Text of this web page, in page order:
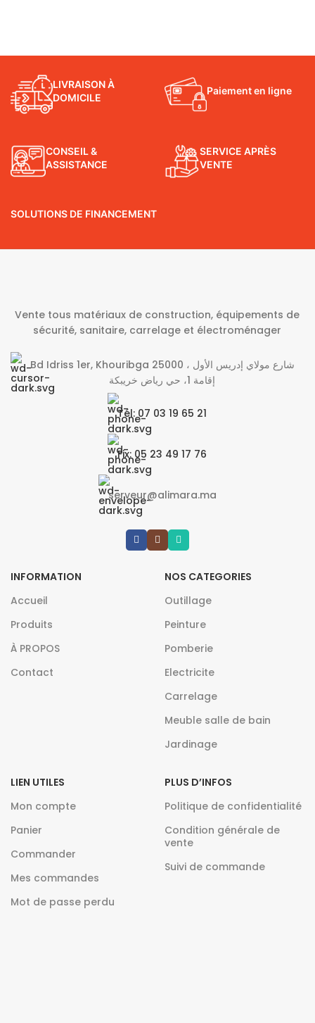
LIVRAISON À
DOMICILE
Paiement en ligne
CONSEIL &
ASSISTANCE
SERVICE APRÈS
VENTE
SOLUTIONS DE FINANCEMENT
Vente tous matériaux de construction, équipements de
sécurité, sanitaire, carrelage et électroménager
Bd Idriss 1er, Khouribga 25000 شارع مولاي إدريس الأول ،
إقامة 1، حي رياض خريبكة
Tél: 07 03 19 65 21
Fix: 05 23 49 17 76
serveur@alimara.ma
INFORMATION
Accueil
Produits
À PROPOS
Contact
NOS CATEGORIES
Outillage
Peinture
Pomberie
Electricite
Carrelage
Meuble salle de bain
Jardinage
LIEN UTILES
Mon compte
Panier
Commander
Mes commandes
Mot de passe perdu
PLUS D’INFOS
Politique de confidentialité
Condition générale de
vente
Suivi de commande